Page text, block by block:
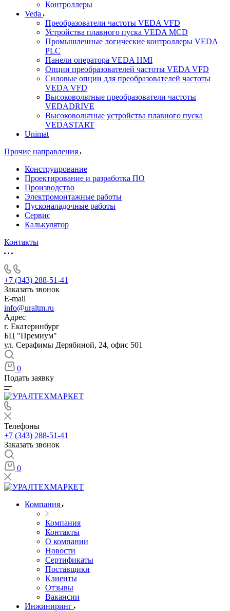
Контроллеры
Veda
Преобразователи частоты VEDA VFD
Устройства плавного пуска VEDA MCD
Промышленные логические контроллеры VEDA
PLC
Панели оператора VEDA HMI
Опции преобразователей частоты VEDA VFD
Силовые опции для преобразователей частоты
VEDA VFD
Высоковольтные преобразователи частоты
VEDADRIVE
Высоковольтные устройства плавного пуска
VEDASTART
Unimat
Прочие направления
Конструирование
Проектирование и разработка ПО
Производство
Электромонтажные работы
Пусконаладочные работы
Сервис
Калькулятор
Контакты
+7 (343) 288-51-41
Заказать звонок
E-mail
info@uraltm.ru
Адрес
г. Екатеринбург
БЦ "Премиум"
ул. Серафимы Дерябиной, 24, офис 501
0
Подать заявку
Телефоны
+7 (343) 288-51-41
Заказать звонок
0
Компания
Компания
Контакты
О компании
Новости
Сертификаты
Поставщики
Клиенты
Отзывы
Вакансии
Инжиниринг